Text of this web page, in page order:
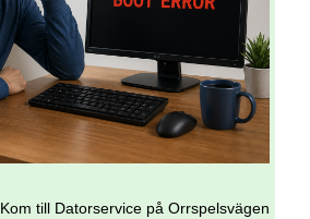
till Datorservice på Orrspelsvägen